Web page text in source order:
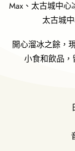
Max、太古城中
太古城
開心溜冰之餘，
小食和飲品，